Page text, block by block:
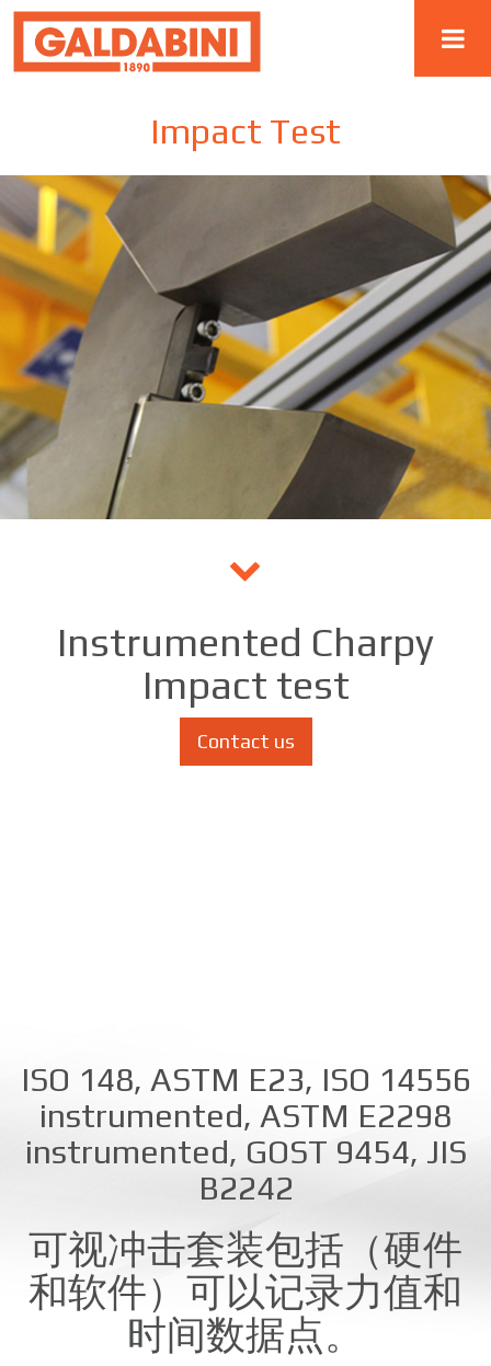
Impact Test
Instrumented Charpy
Impact test
Contact us
ISO 148, ASTM E23, ISO 14556
instrumented, ASTM E2298
instrumented, GOST 9454, JIS
B2242
可视冲击套装包括（硬件
和软件）可以记录力值和
时间数据点。